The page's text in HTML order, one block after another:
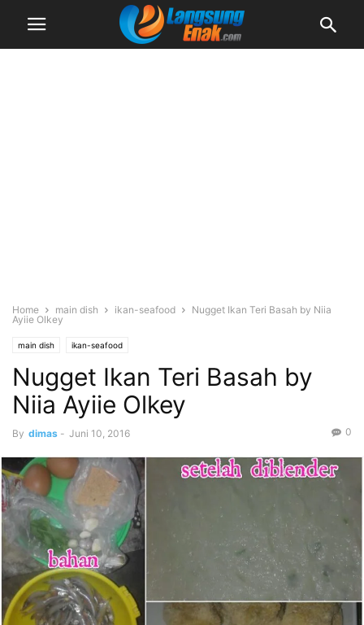
Home main dish ikan-seafood
Nugget Ikan Teri Basah by Niia
Ayiie Olkey
main dish ikan-seafood
Nugget Ikan Teri Basah by
Niia Ayiie Olkey
By dimas - Juni 10, 2016 0